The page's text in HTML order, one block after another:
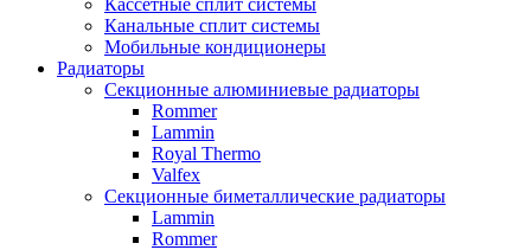
Кассетные сплит системы
Канальные сплит системы
Мобильные кондиционеры
Радиаторы
Секционные алюминиевые радиаторы
Rommer
Lammin
Royal Thermo
Valfex
Секционные биметаллические радиаторы
Lammin
Rommer